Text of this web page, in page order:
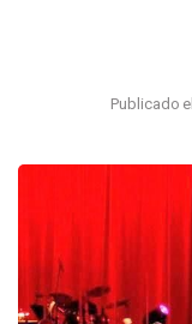
Publicado